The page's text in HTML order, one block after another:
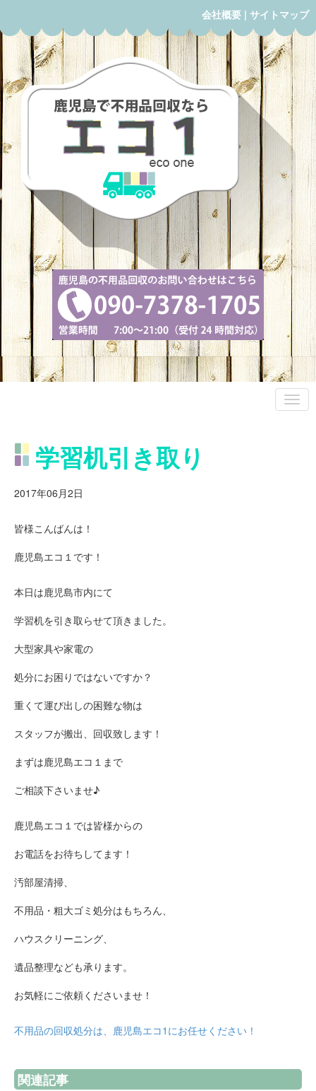
会社概要 | サイトマップ
学習机引き取り
2017年06月2日
皆様こんばんは！
鹿児島エコ１です！
本日は鹿児島市内にて
学習机を引き取らせて頂きました。
大型家具や家電の
処分にお困りではないですか？
重くて運び出しの困難な物は
スタッフが搬出、回収致します！
まずは鹿児島エコ１まで
ご相談下さいませ♪
鹿児島エコ１では皆様からの
お電話をお待ちしてます！
汚部屋清掃、
不用品・粗大ゴミ処分はもちろん、
ハウスクリーニング、
遺品整理なども承ります。
お気軽にご依頼くださいませ！
不用品の回収処分は、鹿児島エコ1にお任せください！
関連記事